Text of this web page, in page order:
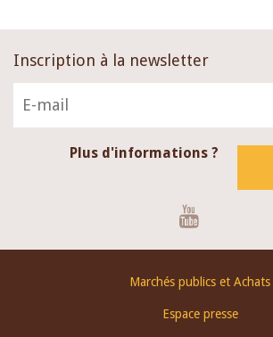
Inscription à la newsletter
Plus d'informations ?
Marchés publics et Achats
Espace presse